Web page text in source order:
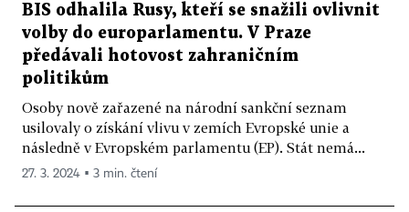
BIS odhalila Rusy, kteří se snažili ovlivnit
volby do europarlamentu. V Praze
předávali hotovost zahraničním
politikům
Osoby nově zařazené na národní sankční seznam
usilovaly o získání vlivu v zemích Evropské unie a
následně v Evropském parlamentu (EP). Stát nemá...
27. 3. 2024 ▪ 3 min. čtení